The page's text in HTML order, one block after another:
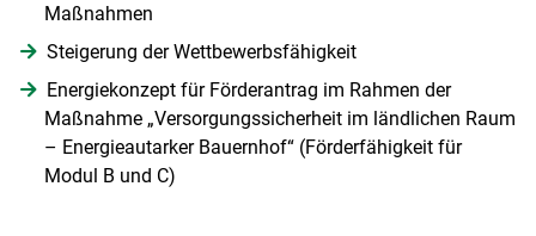
Maßnahmen
Steigerung der Wettbewerbsfähigkeit
Energiekonzept für Förderantrag im Rahmen der
Maßnahme „Versorgungssicherheit im ländlichen Raum
– Energieautarker Bauernhof“ (Förderfähigkeit für
Modul B und C)